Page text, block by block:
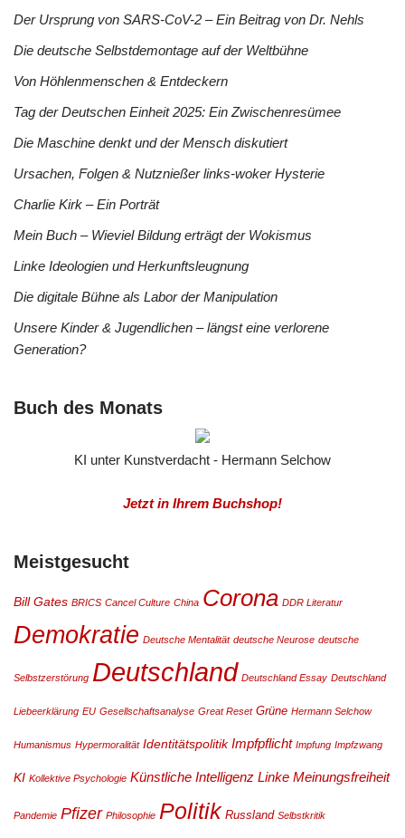
Der Ursprung von SARS-CoV-2 – Ein Beitrag von Dr. Nehls
Die deutsche Selbstdemontage auf der Weltbühne
Von Höhlenmenschen & Entdeckern
Tag der Deutschen Einheit 2025: Ein Zwischenresümee
Die Maschine denkt und der Mensch diskutiert
Ursachen, Folgen & Nutznießer links-woker Hysterie
Charlie Kirk – Ein Porträt
Mein Buch – Wieviel Bildung erträgt der Wokismus
Linke Ideologien und Herkunftsleugnung
Die digitale Bühne als Labor der Manipulation
Unsere Kinder & Jugendlichen – längst eine verlorene
Generation?
Buch des Monats
KI unter Kunstverdacht - Hermann Selchow
Jetzt in Ihrem Buchshop!
Meistgesucht
Bill Gates BRICS Cancel Culture China Corona DDR Literatur
Demokratie Deutsche Mentalität deutsche Neurose deutsche
Selbstzerstörung Deutschland Deutschland Essay Deutschland
Liebeerklärung EU Gesellschaftsanalyse Great Reset Grüne Hermann Selchow
Humanismus Hypermoralität Identitätspolitik Impfpflicht Impfung Impfzwang
KI Kollektive Psychologie Künstliche Intelligenz Linke Meinungsfreiheit
Pandemie Pfizer Philosophie Politik Russland Selbstkritik